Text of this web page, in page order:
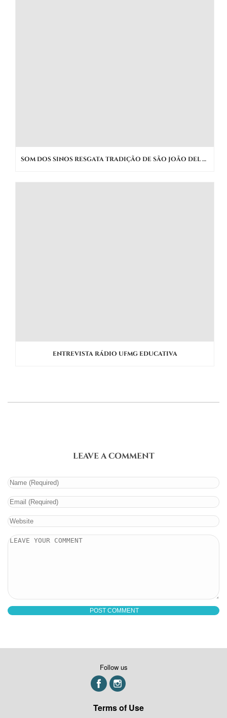
SOM DOS SINOS RESGATA TRADIÇÃO DE SÃO JOÃO DEL REI
ENTREVISTA RÁDIO UFMG EDUCATIVA
LEAVE A COMMENT
Follow us
Terms of Use